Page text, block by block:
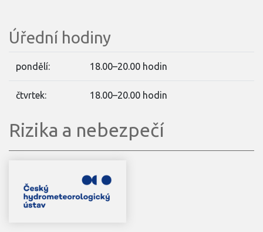
Úřední hodiny
pondělí: 18.00–20.00 hodin
čtvrtek: 18.00–20.00 hodin
Rizika a nebezpečí